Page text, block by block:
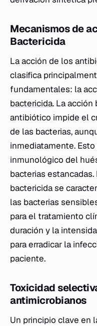
Mecanismos de
Bactericida
La acción de los
clasifica
fundamentales: la
bactericida. La
antibiótico impide el
de las bacterias,
inmediatamente.
inmunológico del
bacterias
bactericida se
las bacterias
para el tratamiento
duración y la
para erradicar la
paciente.
Toxicidad
antimicrobianos
Un principio clave en